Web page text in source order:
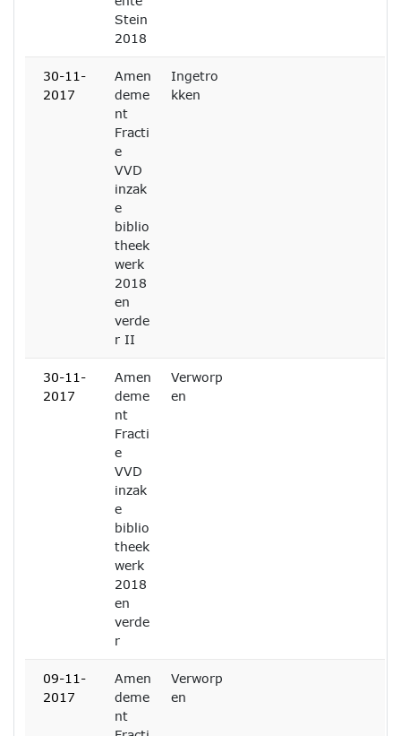
Stein
2018
30-11-
2017
Amen
deme
nt
Fracti
e
VVD
inzak
e
biblio
theek
werk
2018
en
verde
r II
Ingetro
kken
30-11-
2017
Amen
deme
nt
Fracti
e
VVD
inzak
e
biblio
theek
werk
2018
en
verde
r
Verworp
en
09-11-
2017
Amen
deme
nt
Verworp
en